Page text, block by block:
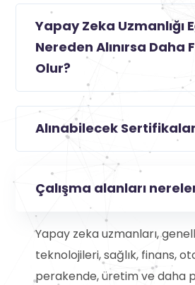
Yapay Zeka Uzmanlığı
Nereden Alınırsa Daha
Olur?
Alınabilecek
Çalışma alanları
Yapay zeka uzmanları,
teknolojileri, sağlık, finans,
perakende, üretim ve daha